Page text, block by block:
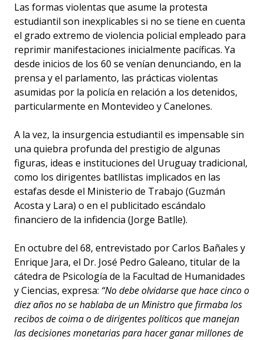
Las formas violentas que asume la protesta
estudiantil son inexplicables si no se tiene en cuenta
el grado extremo de violencia policial empleado para
reprimir manifestaciones inicialmente pacíficas. Ya
desde inicios de los 60 se venían denunciando, en la
prensa y el parlamento, las prácticas violentas
asumidas por la policía en relación a los detenidos,
particularmente en Montevideo y Canelones.
A la vez, la insurgencia estudiantil es impensable sin
una quiebra profunda del prestigio de algunas
figuras, ideas e instituciones del Uruguay tradicional,
como los dirigentes batllistas implicados en las
estafas desde el Ministerio de Trabajo (Guzmán
Acosta y Lara) o en el publicitado escándalo
financiero de la infidencia (Jorge Batlle).
En octubre del 68, entrevistado por Carlos Bañales y
Enrique Jara, el Dr. José Pedro Galeano, titular de la
cátedra de Psicología de la Facultad de Humanidades
y Ciencias, expresa: “No debe olvidarse que hace cinco o
diez años no se hablaba de un Ministro que firmaba los
recibos de coima o de dirigentes políticos que manejan
las decisiones monetarias para hacer ganar millones de